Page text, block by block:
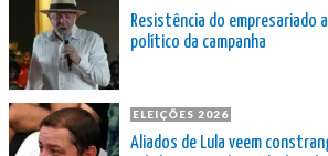
Resistência do empresariado
político da campanha
ELEIÇÕES 2026
Aliados de Lula veem